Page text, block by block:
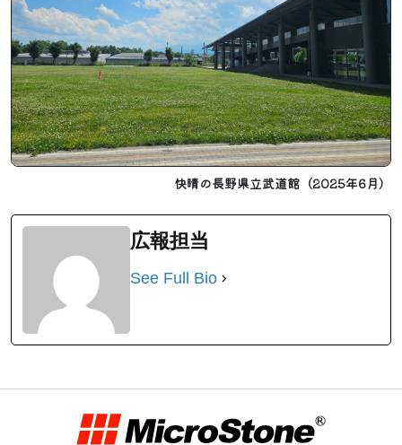
快晴の長野県立武道館（2025年6月）
広報担当
See Full Bio